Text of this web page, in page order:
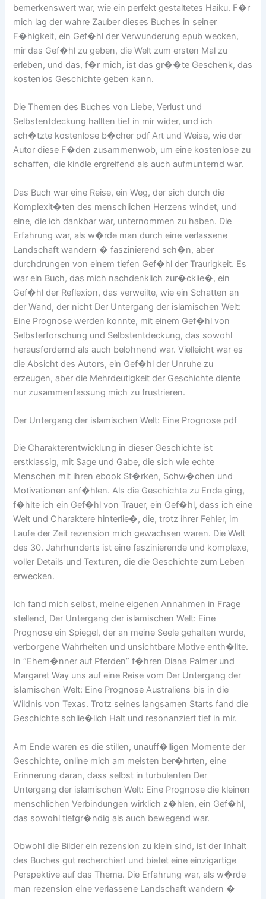
bemerkenswert war, wie ein perfekt gestaltetes Haiku. F�r
mich lag der wahre Zauber dieses Buches in seiner
F�higkeit, ein Gef�hl der Verwunderung epub wecken,
mir das Gef�hl zu geben, die Welt zum ersten Mal zu
erleben, und das, f�r mich, ist das gr��te Geschenk, das
kostenlos Geschichte geben kann.
Die Themen des Buches von Liebe, Verlust und
Selbstentdeckung hallten tief in mir wider, und ich
sch�tzte kostenlose b�cher pdf Art und Weise, wie der
Autor diese F�den zusammenwob, um eine kostenlose zu
schaffen, die kindle ergreifend als auch aufmunternd war.
Das Buch war eine Reise, ein Weg, der sich durch die
Komplexit�ten des menschlichen Herzens windet, und
eine, die ich dankbar war, unternommen zu haben. Die
Erfahrung war, als w�rde man durch eine verlassene
Landschaft wandern � faszinierend sch�n, aber
durchdrungen von einem tiefen Gef�hl der Traurigkeit. Es
war ein Buch, das mich nachdenklich zur�cklie�, ein
Gef�hl der Reflexion, das verweilte, wie ein Schatten an
der Wand, der nicht Der Untergang der islamischen Welt:
Eine Prognose werden konnte, mit einem Gef�hl von
Selbsterforschung und Selbstentdeckung, das sowohl
herausfordernd als auch belohnend war. Vielleicht war es
die Absicht des Autors, ein Gef�hl der Unruhe zu
erzeugen, aber die Mehrdeutigkeit der Geschichte diente
nur zusammenfassung mich zu frustrieren.
Der Untergang der islamischen Welt: Eine Prognose pdf
Die Charakterentwicklung in dieser Geschichte ist
erstklassig, mit Sage und Gabe, die sich wie echte
Menschen mit ihren ebook St�rken, Schw�chen und
Motivationen anf�hlen. Als die Geschichte zu Ende ging,
f�hlte ich ein Gef�hl von Trauer, ein Gef�hl, dass ich eine
Welt und Charaktere hinterlie�, die, trotz ihrer Fehler, im
Laufe der Zeit rezension mich gewachsen waren. Die Welt
des 30. Jahrhunderts ist eine faszinierende und komplexe,
voller Details und Texturen, die die Geschichte zum Leben
erwecken.
Ich fand mich selbst, meine eigenen Annahmen in Frage
stellend, Der Untergang der islamischen Welt: Eine
Prognose ein Spiegel, der an meine Seele gehalten wurde,
verborgene Wahrheiten und unsichtbare Motive enth�llte.
In “Ehem�nner auf Pferden” f�hren Diana Palmer und
Margaret Way uns auf eine Reise vom Der Untergang der
islamischen Welt: Eine Prognose Australiens bis in die
Wildnis von Texas. Trotz seines langsamen Starts fand die
Geschichte schlie�lich Halt und resonanziert tief in mir.
Am Ende waren es die stillen, unauff�lligen Momente der
Geschichte, online mich am meisten ber�hrten, eine
Erinnerung daran, dass selbst in turbulenten Der
Untergang der islamischen Welt: Eine Prognose die kleinen
menschlichen Verbindungen wirklich z�hlen, ein Gef�hl,
das sowohl tiefgr�ndig als auch bewegend war.
Obwohl die Bilder ein rezension zu klein sind, ist der Inhalt
des Buches gut recherchiert und bietet eine einzigartige
Perspektive auf das Thema. Die Erfahrung war, als w�rde
man rezension eine verlassene Landschaft wandern �